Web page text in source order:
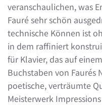
veranschaulichen, was
Fauré sehr schön
technische Können ist
in dem raffiniert
für Klavier, das auf
Buchstaben von
poetische, verträumte
Meisterwerk